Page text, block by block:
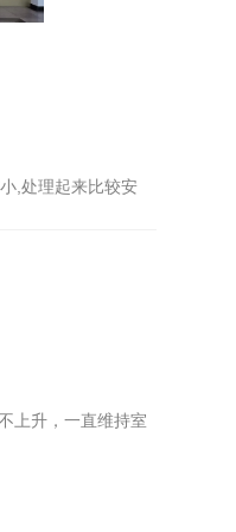
,处理起来比较安
上升，一直维持室